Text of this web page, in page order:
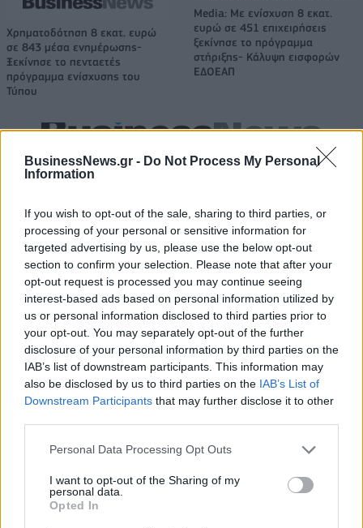
BusinessNews.gr - Do Not Process My Personal
Information
If you wish to opt-out of the sale, sharing to third parties, or
processing of your personal or sensitive information for
targeted advertising by us, please use the below opt-out
section to confirm your selection. Please note that after your
opt-out request is processed you may continue seeing
interest-based ads based on personal information utilized by
us or personal information disclosed to third parties prior to
your opt-out. You may separately opt-out of the further
disclosure of your personal information by third parties on the
IAB’s list of downstream participants. This information may
also be disclosed by us to third parties on the IAB’s List of
Downstream Participants that may further disclose it to other
Personal Data Processing Opt Outs
I want to opt-out of the Sharing of my
personal data.
Opted In
Χρηματοδότηση 8 εκατ. ευρώ
σε 843 μέσα ενημέρωσης-
Ξεκίνησε το πενταετές
πρόγραμμα ενίσχυσης του
Τύπου
Media: Με ενίσχυση 8 εκατ.
ευρώ σε 451 επιχειρήσεις
ξεκίνησε το πρόγραμμα
στήριξης- Κάλυψη εισφορών
ΕΔΟΕΑΠ
IAB Hellas: Νέα Διοικούσα Επιτροπή και νέο Διοικητικό Συμβούλιο -
Πρόεδρος ο Γαληνός Γιαγλής
Νέο Audi A2 e-tron με στόχο
την κορυφή της
αποδοτικότητας
Η Chery επενδύει 75 εκατ.
δολάρια στην KG Mobility
Το FIAT 500 Hybrid τώρα από 18.990 ευρώ
Παγκόσμιο Κύπελλο Γυναικών:
Με Κέιτλιν Κλαρκ η δωδεκάδα
Μακάμπι Τελ Αβίβ: Ανακοίνωσε
φιλικές αναμετρήσεις με
HELLENiQ ENERGY: Κέρδη 393 εκατ. ευρώ στο α' εξάμηνο – Στα 734
εκατ. ευρώ τα EBITDA